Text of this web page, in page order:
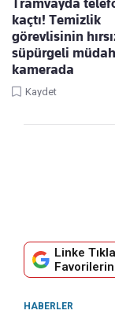
kaçtı! Temizlik
görevlisinin
süpürgeli
kamerada
Kaydet
Linke
HABERLER